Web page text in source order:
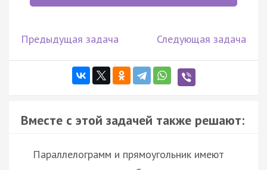
Предыдущая задача Следующая задача
Вместе с этой задачей также решают:
Параллелограмм и прямоугольник имеют